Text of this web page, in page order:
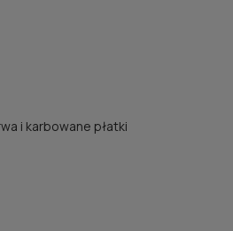
i karbowane płatki